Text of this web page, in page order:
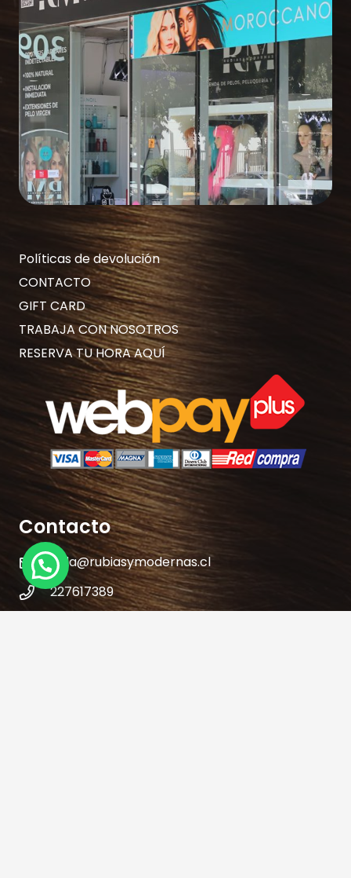
Políticas de devolución
CONTACTO
GIFT CARD
TRABAJA CON NOSOTROS
RESERVA TU HORA AQUÍ
Contacto
hola@rubiasymodernas.cl
227617389